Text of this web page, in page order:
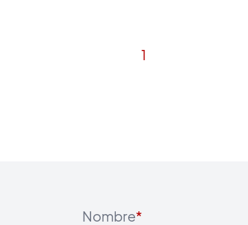
1
Nombre*